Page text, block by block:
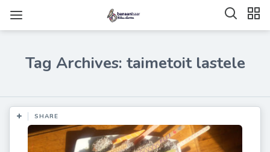
Tag Archives: taimetoit lastele
SHARE